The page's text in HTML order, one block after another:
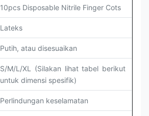
10pcs Disposable Nitrile Finger Cots
Lateks
Putih, atau disesuaikan
S/M/L/XL (Silakan lihat tabel berikut
untuk dimensi spesifik)
Perlindungan keselamatan